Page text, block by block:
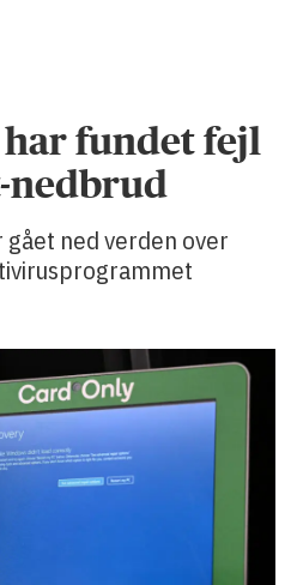
fundet fejl
nedbrud
ned verden over